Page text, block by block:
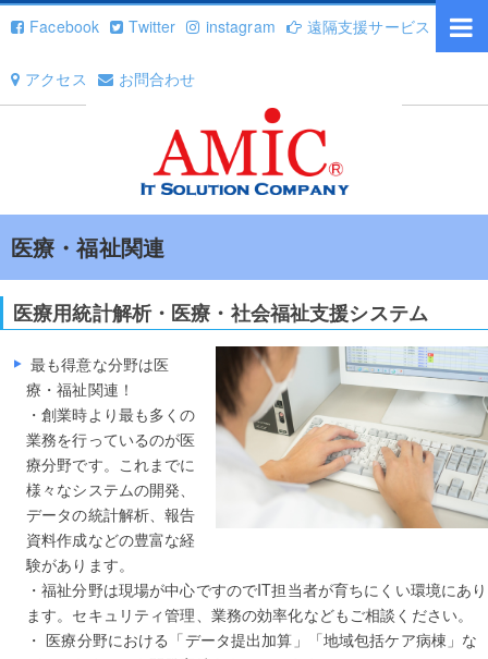
Facebook Twitter instagram 遠隔支援サービス
アクセス お問合わせ
医療・福祉関連
医療用統計解析・医療・社会福祉支援システム
最も得意な分野は医
療・福祉関連！
・創業時より最も多くの
業務を行っているのが医
療分野です。これまでに
様々なシステムの開発、
データの統計解析、報告
資料作成などの豊富な経
験があります。
・福祉分野は現場が中心ですのでIT担当者が育ちにくい環境にあり
ます。セキュリティ管理、業務の効率化などもご相談ください。
・ 医療分野における「データ提出加算」「地域包括ケア病棟」な